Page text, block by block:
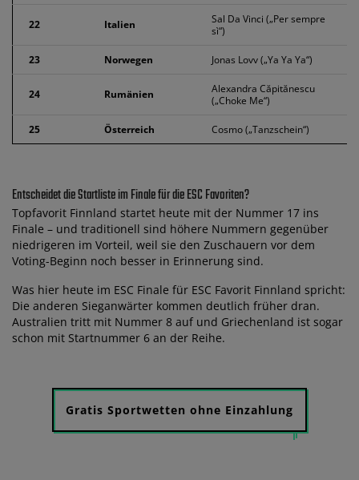
22 Italien
Sal Da Vinci („Per sempre
sì“)
23 Norwegen Jonas Lovv („Ya Ya Ya“)
24 Rumänien
Alexandra Căpitănescu
(„Choke Me“)
25 Österreich Cosmo („Tanzschein“)
Entscheidet die Startliste im Finale für die ESC Favoriten?
Topfavorit Finnland startet heute mit der Nummer 17 ins
Finale – und traditionell sind höhere Nummern gegenüber
niedrigeren im Vorteil, weil sie den Zuschauern vor dem
Voting-Beginn noch besser in Erinnerung sind.
Was hier heute im ESC Finale für ESC Favorit Finnland spricht:
Die anderen Sieganwärter kommen deutlich früher dran.
Australien tritt mit Nummer 8 auf und Griechenland ist sogar
schon mit Startnummer 6 an der Reihe.
Gratis Sportwetten ohne Einzahlung